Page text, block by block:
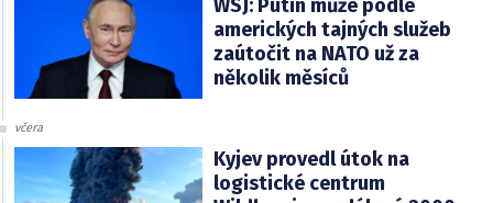
WSJ: Putin může podle
amerických tajných služeb
zaútočit na NATO už za
několik měsíců
včera
Kyjev provedl útok na
logistické centrum